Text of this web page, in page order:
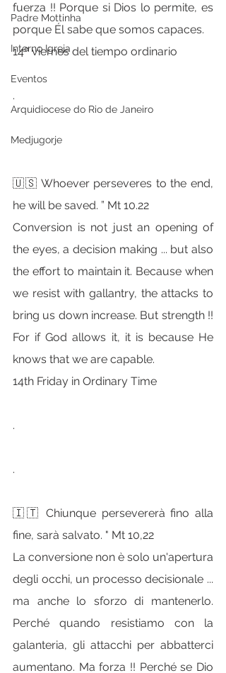
Padre Mottinha
Interno Igreja
Eventos
Arquidiocese do Rio de Janeiro
Medjugorje
fuerza !! Porque si Dios lo permite, es
porque Él sabe que somos capaces.
14º viernes del tiempo ordinario
.
.
🇺🇸 Whoever perseveres to the end,
he will be saved. ” Mt 10.22
Conversion is not just an opening of
the eyes, a decision making ... but also
the effort to maintain it. Because when
we resist with gallantry, the attacks to
bring us down increase. But strength !!
For if God allows it, it is because He
knows that we are capable.
14th Friday in Ordinary Time
.
.
🇮🇹 Chiunque persevererà fino alla
fine, sarà salvato. " Mt 10,22
La conversione non è solo un'apertura
degli occhi, un processo decisionale ...
ma anche lo sforzo di mantenerlo.
Perché quando resistiamo con la
galanteria, gli attacchi per abbatterci
aumentano. Ma forza !! Perché se Dio